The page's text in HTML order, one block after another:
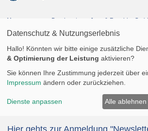
Vertretung von:
Drucksysteme Janz & Raschke
Maschinenbau GmbH
IMPRESSUM | DATENSCHUTZ| SITEMAP
Gerne senden wir Ihnen unseren
NEWSLETTER
Hier gehts zur Anmeldung
Datenschutz & Nutzungserlebnis
Hallo! Könnten wir bitte einige zusätzliche
& Optimierung der Leistung aktivieren?
Sie können Ihre Zustimmung jederzeit über
Impressum ändern oder zurückziehen.
Dienste anpassen Alle ablehnen